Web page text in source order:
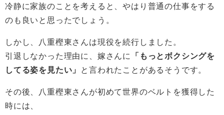
冷静に家族のことを考えると、やはり普通の仕事をする
のも良いと思ったでしょう。
しかし、八重樫東さんは現役を続行しました。
引退しなかった理由に、嫁さんに
「もっとボクシングを
してる姿を見たい」
と言われたことがあるそうです。
その後、八重樫東さんが初めて世界のベルトを獲得した
時には、